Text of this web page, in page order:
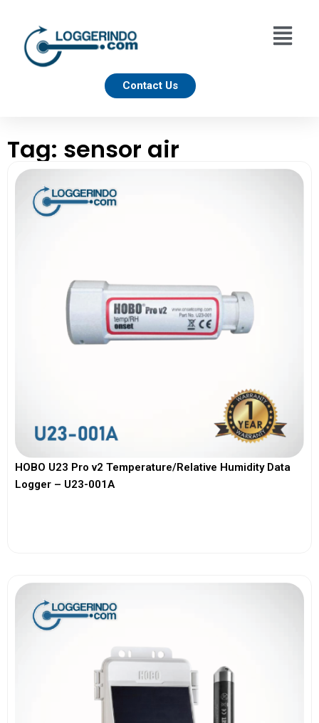
Contact Us
Tag: sensor air
HOBO U23 Pro v2 Temperature/Relative Humidity Data
Logger – U23-001A